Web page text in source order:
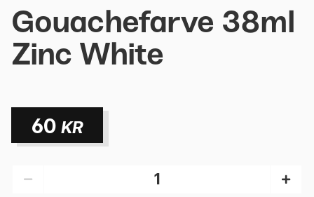
Gouachefarve 38ml
Zinc White
60 KR